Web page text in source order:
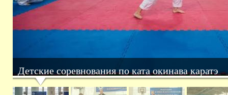
Детские соревнования по ката окинава каратэ